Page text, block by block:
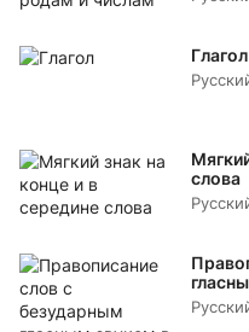
Глагол
слова